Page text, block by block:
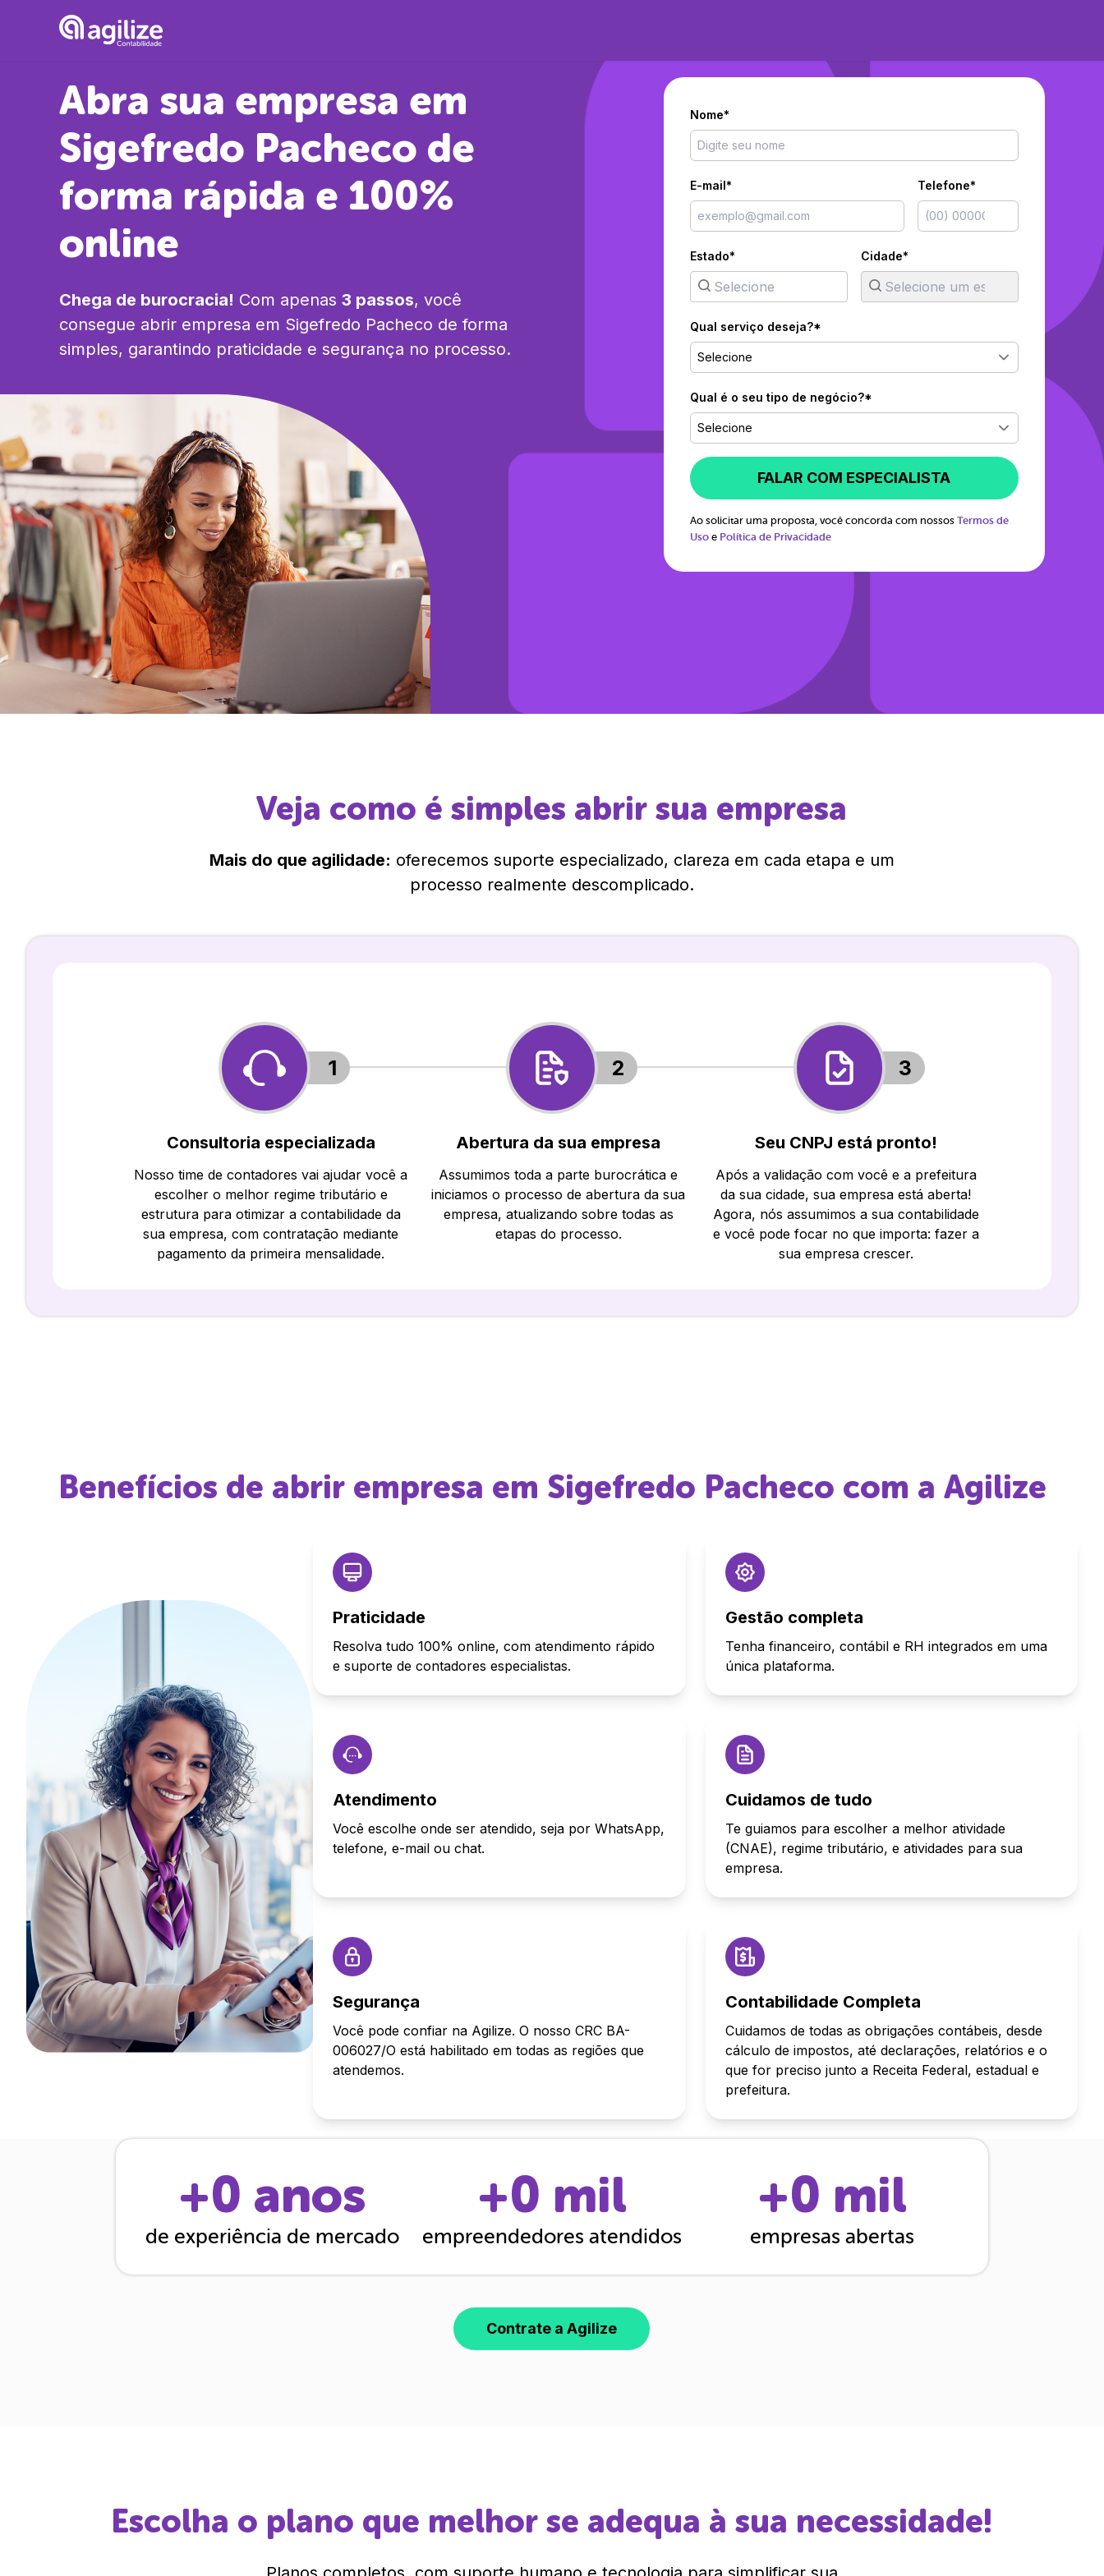
Abra sua empresa em
Sigefredo Pacheco de
forma rápida e 100%
online
Chega de burocracia! Com apenas 3 passos, você
consegue abrir empresa em Sigefredo Pacheco de forma
simples, garantindo praticidade e segurança no processo.
Nome*
E-mail* Telefone*
Estado* Cidade*
Qual serviço deseja?*
Selecione
Qual é o seu tipo de negócio?*
Selecione
FALAR COM ESPECIALISTA
Ao solicitar uma proposta, você concorda com nossos Termos de
Uso e Política de Privacidade
Veja como é simples abrir sua empresa
Mais do que agilidade: oferecemos suporte especializado, clareza em cada etapa e um
processo realmente descomplicado.
1
Consultoria especializada
Nosso time de contadores vai ajudar você a
escolher o melhor regime tributário e
estrutura para otimizar a contabilidade da
sua empresa, com contratação mediante
pagamento da primeira mensalidade.
2
Abertura da sua empresa
Assumimos toda a parte burocrática e
iniciamos o processo de abertura da sua
empresa, atualizando sobre todas as
etapas do processo.
3
Seu CNPJ está pronto!
Após a validação com você e a prefeitura
da sua cidade, sua empresa está aberta!
Agora, nós assumimos a sua contabilidade
e você pode focar no que importa: fazer a
sua empresa crescer.
Benefícios de abrir empresa em Sigefredo Pacheco com a Agilize
Praticidade
Resolva tudo 100% online, com atendimento rápido
e suporte de contadores especialistas.
Gestão completa
Tenha financeiro, contábil e RH integrados em uma
única plataforma.
Atendimento
Você escolhe onde ser atendido, seja por WhatsApp,
telefone, e-mail ou chat.
Cuidamos de tudo
Te guiamos para escolher a melhor atividade
(CNAE), regime tributário, e atividades para sua
empresa.
Segurança
Você pode confiar na Agilize. O nosso CRC BA-
006027/O está habilitado em todas as regiões que
atendemos.
Contabilidade Completa
Cuidamos de todas as obrigações contábeis, desde
cálculo de impostos, até declarações, relatórios e o
que for preciso junto a Receita Federal, estadual e
prefeitura.
+0 anos
de experiência de mercado
+0 mil
empreendedores atendidos
+0 mil
empresas abertas
Contrate a Agilize
Escolha o plano que melhor se adequa à sua necessidade!